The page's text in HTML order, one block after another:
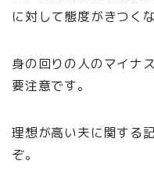
に対して態度がきつく
身の回りの人のマイナ
要注意です。
理想が高い夫に関する
ぞ。